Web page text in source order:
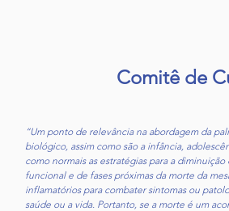
Comitê de
“Um ponto de relevância na abordagem da
biológico, assim como são a infância,
como normais as estratégias para a
funcional e de fases próximas da morte da
inflamatórios para combater sintomas ou
saúde ou a vida. Portanto, se a morte é um